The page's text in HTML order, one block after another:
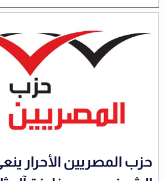
حزب المصريين الأحرار